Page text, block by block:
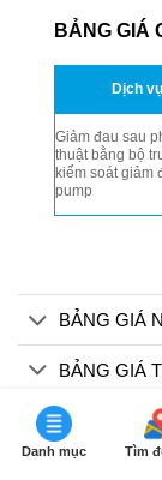
BẢNG GIÁ
Dịch vụ
Giảm đau sau
thuật bằng bộ
kiểm soát giảm
pump
BẢNG GIÁ
BẢNG GIÁ
BẢNG GIÁ
Danh mục Tìm